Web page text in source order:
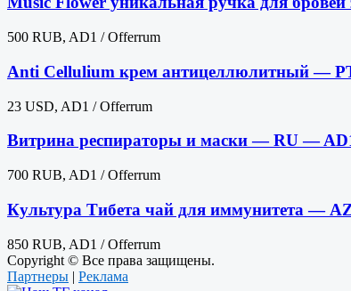
500 RUB, AD1 / Offerrum
Anti Cellulium крем антицеллюлитный —
23 USD, AD1 / Offerrum
Витрина респираторы и маски — RU —
700 RUB, AD1 / Offerrum
Культура Тибета чай для иммунитета —
850 RUB, AD1 / Offerrum
Copyright © Все права защищены.
Партнеры | Реклама